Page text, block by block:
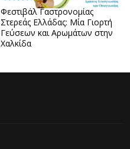
Φεστιβάλ Γαστρονομίας
Στερεάς Ελλάδας: Μία Γιορτή
Γεύσεων και Αρωμάτων στην
Χαλκίδα